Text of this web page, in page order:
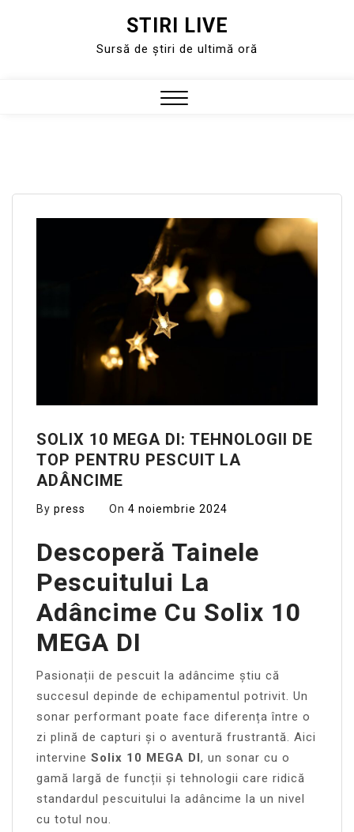
STIRI LIVE
Sursă de știri de ultimă oră
SOLIX 10 MEGA DI: TEHNOLOGII DE
TOP PENTRU PESCUIT LA
ADÂNCIME
By press On 4 noiembrie 2024
Descoperă Tainele
Pescuitului La
Adâncime Cu Solix 10
MEGA DI
Pasionații de pescuit la adâncime știu că
succesul depinde de echipamentul potrivit. Un
sonar performant poate face diferența între o
zi plină de capturi și o aventură frustrantă. Aici
intervine Solix 10 MEGA DI, un sonar cu o
gamă largă de funcții și tehnologii care ridică
standardul pescuitului la adâncime la un nivel
cu totul nou.